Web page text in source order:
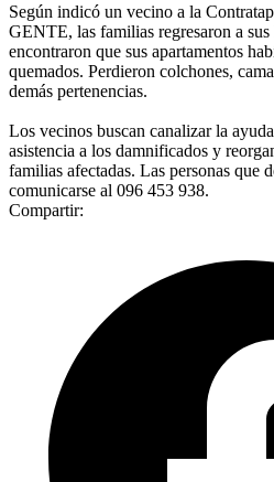
Según indicó un vecino a la
GENTE, las familias regresaron a
encontraron que sus apartamentos
quemados. Perdieron colchones,
demás pertenencias.
Los vecinos buscan canalizar la
asistencia a los damnificados y
familias afectadas. Las personas que
comunicarse al 096 453 938.
Compartir: